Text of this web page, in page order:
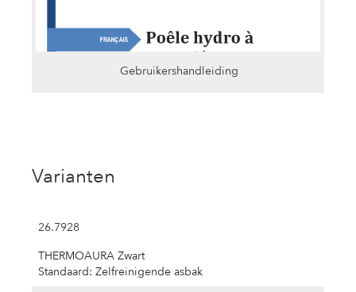
Gebruikershandleiding
Varianten
26.7928
THERMOAURA Zwart
Standaard: Zelfreinigende asbak